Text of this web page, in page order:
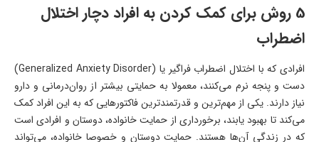
5 روش برای کمک کردن به افراد دچار اختلال
اضطراب
افرادی که با اختلال اضطراب فراگیر یا (Generalized Anxiety Disorder)
دست و پنجه نرم می‌کنند، معمولا به حمایتی بیشتر از روان‌درمانی و دارو
نیاز دارند. یکی از مهم‌ترین و قدرتمندترین فاکتورهایی که به این افراد کمک
می‌کند تا بهبود یابند، برخورداری از حمایت خانواده، دوستان و افرادی است
که در زندگی آن‌ها هستند. حمایت دوستان و خصوصا خانواده، می‌تواند